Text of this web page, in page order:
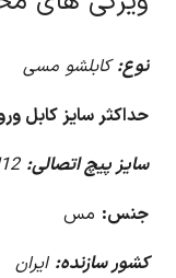
نوع:کابلشو مسی
حداکثر سایز کابل
سایز پیچ اتصالی: M12
جنس: مس
کشور سازنده: ایران